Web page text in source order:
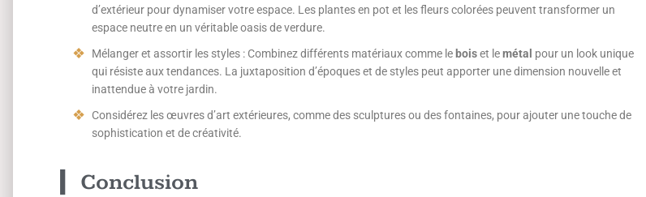
d’extérieur pour dynamiser votre espace. Les plantes en pot et les fleurs colorées peuvent transformer un
espace neutre en un véritable oasis de verdure.
Mélanger et assortir les styles : Combinez différents matériaux comme le boiset lemétal pour un look unique
qui résiste aux tendances. La juxtaposition d’époques et de styles peut apporter une dimension nouvelle et
inattendue à votre jardin.
Considérez les œuvres d’art extérieures, comme des sculptures ou des fontaines, pour ajouter une touche de
sophistication et de créativité.
Conclusion